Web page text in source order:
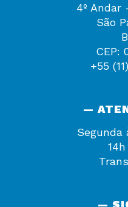
4º Andar
São
CEP:
+55
—
Segunda
—